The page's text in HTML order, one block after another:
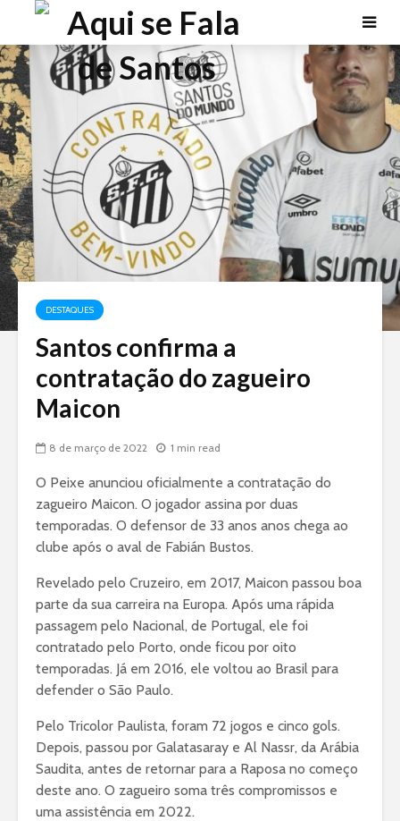
DESTAQUES
Santos confirma a
contratação do zagueiro
Maicon
8 de março de 2022 1 min read
O Peixe anunciou oficialmente a contratação do
zagueiro Maicon. O jogador assina por duas
temporadas. O defensor de 33 anos anos chega ao
clube após o aval de Fabián Bustos.
Revelado pelo Cruzeiro, em 2017, Maicon passou boa
parte da sua carreira na Europa. Após uma rápida
passagem pelo Nacional, de Portugal, ele foi
contratado pelo Porto, onde ficou por oito
temporadas. Já em 2016, ele voltou ao Brasil para
defender o São Paulo.
Pelo Tricolor Paulista, foram 72 jogos e cinco gols.
Depois, passou por Galatasaray e Al Nassr, da Arábia
Saudita, antes de retornar para a Raposa no começo
deste ano. O zagueiro soma três compromissos e
uma assistência em 2022.